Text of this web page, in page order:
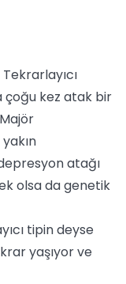
çoğu kez atak bir
atağı
olsa da genetik
tipin deyse
yaşıyor ve